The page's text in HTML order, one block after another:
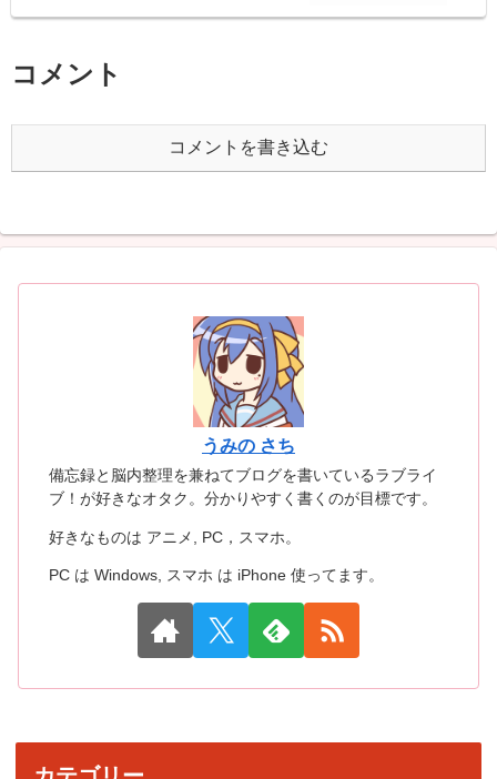
コメント
コメントを書き込む
うみの さち
備忘録と脳内整理を兼ねてブログを書いているラブライ
ブ！が好きなオタク。分かりやすく書くのが目標です。
好きなものは アニメ, PC，スマホ。
PC は Windows, スマホ は iPhone 使ってます。